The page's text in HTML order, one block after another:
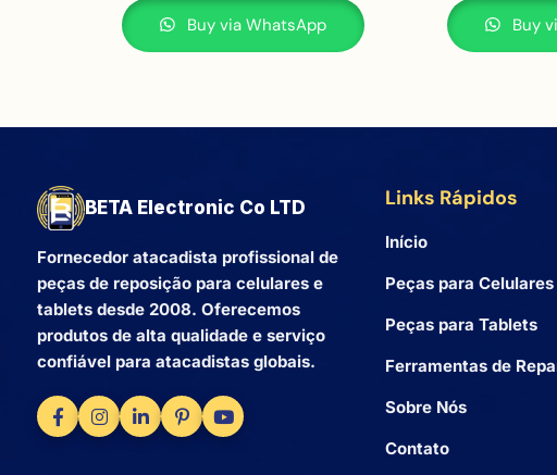
Buy via WhatsApp Buy
BETA Electronic Co LTD
Fornecedor atacadista profissional de
peças de reposição para celulares e
tablets desde 2008. Oferecemos
produtos de alta qualidade e serviço
confiável para atacadistas globais.
Links Rápidos
Início
Peças para Celulares
Peças para Tablets
Ferramentas de
Sobre Nós
Contato